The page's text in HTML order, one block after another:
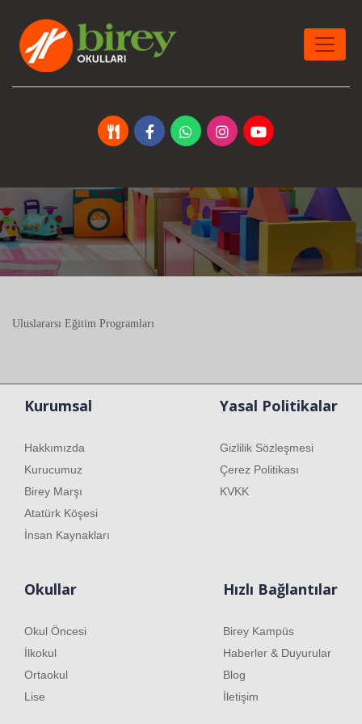
Uluslararsı Eğitim Programları
Kurumsal
Hakkımızda
Kurucumuz
Birey Marşı
Atatürk Köşesi
İnsan Kaynakları
Yasal Politikalar
Gizlilik Sözleşmesi
Çerez Politikası
KVKK
Okullar
Okul Öncesi
İlkokul
Ortaokul
Lise
Hızlı Bağlantılar
Birey Kampüs
Haberler & Duyurular
Blog
İletişim